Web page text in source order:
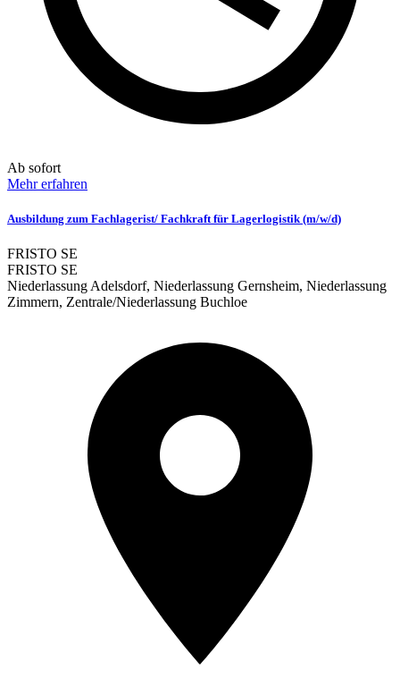
Ab sofort
Mehr erfahren
Ausbildung zum Fachlagerist/ Fachkraft für Lagerlogistik (m/w/d)
FRISTO SE
FRISTO SE
Niederlassung Adelsdorf, Niederlassung Gernsheim, Niederlassung
Zimmern, Zentrale/Niederlassung Buchloe